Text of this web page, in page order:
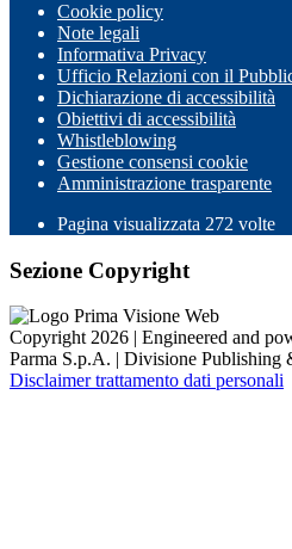
Cookie policy
Note legali
Informativa Privacy
Ufficio Relazioni con il
Dichiarazione di accessibilità
Obiettivi di accessibilità
Whistleblowing
Gestione consensi cookie
Amministrazione trasparente
Pagina visualizzata 272 volte
Sezione Copyright
Copyright 2026 | Engineered and
Parma S.p.A. | Divisione Publishing
Disclaimer trattamento dati personali